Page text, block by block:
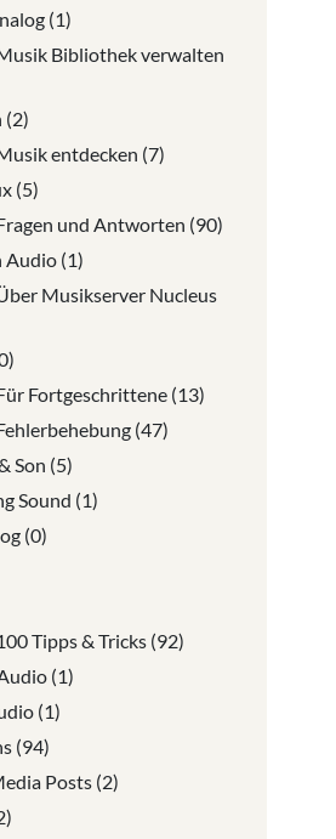
(1)
Bibliothek verwalten
(2)
entdecken (7)
(5)
und Antworten (90)
Audio (1)
Musikserver Nucleus
Fortgeschrittene (13)
(47)
Son (5)
Sound (1)
(0)
Tipps & Tricks (92)
(1)
(1)
(94)
Posts (2)